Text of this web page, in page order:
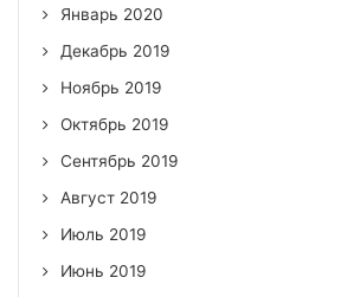
Январь 2020
Декабрь 2019
Ноябрь 2019
Октябрь 2019
Сентябрь 2019
Август 2019
Июль 2019
Июнь 2019